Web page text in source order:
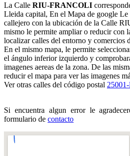
La Calle RIU-FRANCOLI
Lleida capital, En el Mapa de google Le
callejero con la ubicación de la Calle
mismo le permite ampliar o reducir con
localizar calles del entorno y comercios
En el mismo mapa, le permite
el ángulo inferior izquierdo y
imagenes aereas de la zona. De las
reducir el mapa para ver las imagenes
Ver otras calles del código postal
Si encuentra algun error le
formulario de contacto